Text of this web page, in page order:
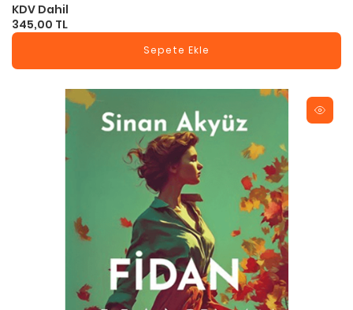
KDV Dahil
345,00 TL
Sepete Ekle